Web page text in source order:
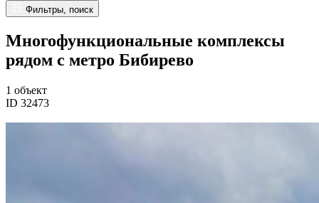
Фильтры, поиск
Многофункциональные комплексы
рядом с метро Бибирево
1 объект
ID 32473